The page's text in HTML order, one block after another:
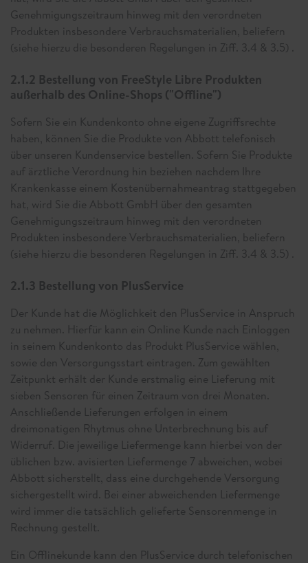
Genehmigungszeitraum hinweg mit den verordneten
Produkten insbesondere Verbrauchsmaterialien, beliefern
(siehe hierzu die besonderen Regelungen in Ziff. 3.4 & 3.5) .
2.1.2 Bestellung von FreeStyle Libre Produkten
außerhalb des Online-Shops ("Offline")
Sofern Sie ein Kundenkonto ohne eigene Zugriffsrechte
haben, können Sie die Produkte von Abbott telefonisch
über unseren Kundenservice bestellen. Sofern Sie Produkte
auf ärztliche Verordnung hin beziehen nachdem Ihre
Krankenkasse einem Kostenübernahmeantrag stattgegeben
hat, wird Sie die Abbott GmbH über den gesamten
Genehmigungszeitraum hinweg mit den verordneten
Produkten insbesondere Verbrauchsmaterialien, beliefern
(siehe hierzu die besonderen Regelungen in Ziff. 3.4 & 3.5) .
2.1.3 Bestellung von PlusService
Der Kunde hat die Möglichkeit den PlusService in Anspruch
zu nehmen. Hierfür kann ein Online Kunde nach Einloggen
in seinem Kundenkonto das Produkt PlusService wählen,
sowie den Versorgungsstart eintragen. Zum gewählten
Zeitpunkt erhält der Kunde erstmalig eine Lieferung mit
sieben Sensoren für einen Zeitraum von drei Monaten.
Anschließende Lieferungen erfolgen in einem
dreimonatigen Rhytmus ohne Unterbrechnung bis auf
Widerruf. Die jeweilige Liefermenge kann hierbei von der
üblichen bzw. avisierten Liefermenge 7 abweichen, wobei
Abbott sicherstellt, dass eine durchgehende Versorgung
sichergestellt wird. Bei einer abweichenden Liefermenge
wird immer die tatsächlich gelieferte Sensorenmenge in
Rechnung gestellt.
Ein Offlinekunde kann den PlusService durch telefonischen